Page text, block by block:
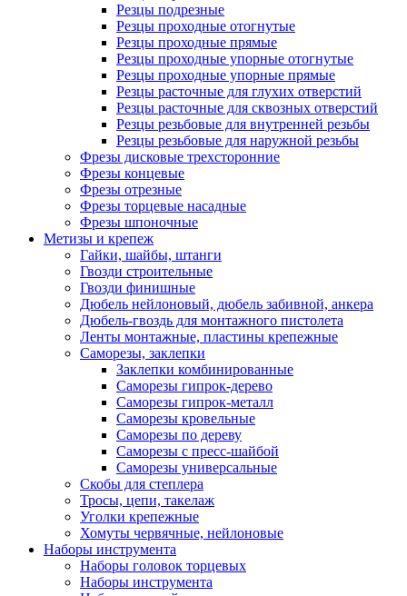
Резцы подрезные
Резцы проходные отогнутые
Резцы проходные прямые
Резцы проходные упорные отогнутые
Резцы проходные упорные прямые
Резцы расточные для глухих отверстий
Резцы расточные для сквозных отверстий
Резцы резьбовые для внутренней резьбы
Резцы резьбовые для наружной резьбы
Фрезы дисковые трехсторонние
Фрезы концевые
Фрезы отрезные
Фрезы торцевые насадные
Фрезы шпоночные
Метизы и крепеж
Гайки, шайбы, штанги
Гвозди строительные
Гвозди финишные
Дюбель нейлоновый, дюбель забивной, анкера
Дюбель-гвоздь для монтажного пистолета
Ленты монтажные, пластины крепежные
Саморезы, заклепки
Заклепки комбинированные
Саморезы гипрок-дерево
Саморезы гипрок-металл
Саморезы кровельные
Саморезы по дереву
Саморезы с пресс-шайбой
Саморезы универсальные
Скобы для степлера
Тросы, цепи, такелаж
Уголки крепежные
Хомуты червячные, нейлоновые
Наборы инструмента
Наборы головок торцевых
Наборы инструмента